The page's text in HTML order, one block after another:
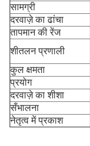
सामग्री
दरवाज़े का ढांचा
तापमान की रेंज
शीतलन प्रणाली
कुल क्षमता
प्रयोग
दरवाज़े का शीशा
सँभालना
नेतृत्व में प्रकाश